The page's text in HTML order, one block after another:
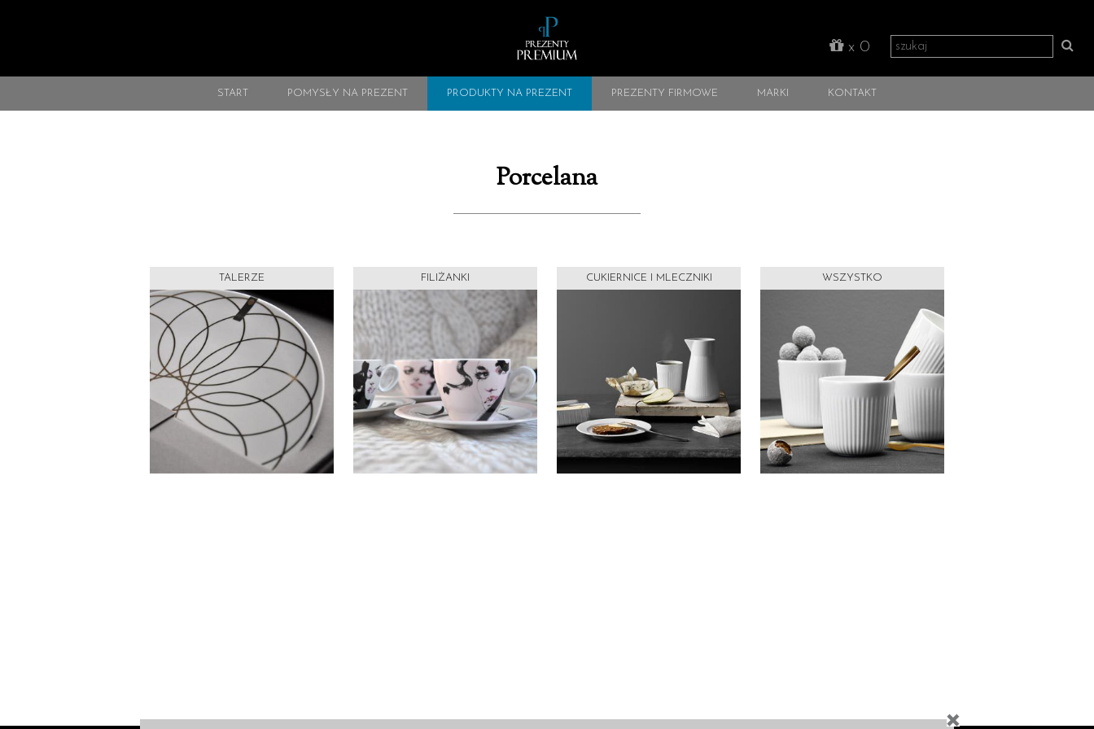
START POMYSŁY NA PREZENT PRODUKTY NA PREZENT PREZENTY FIRMOWE MARKI KONTAKT
x 0
Porcelana
TALERZE FILIŻANKI CUKIERNICE I MLECZNIKI WSZYSTKO